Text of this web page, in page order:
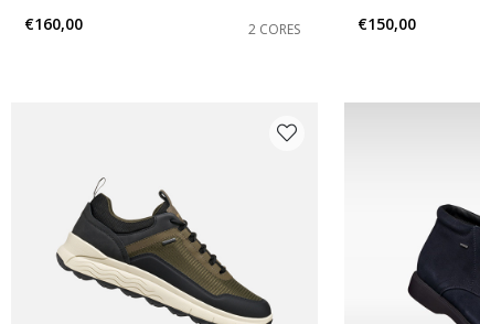
44
do sapato: 45
by Tamanho do sapato: 46
€160,00
2 CORES
€150,00